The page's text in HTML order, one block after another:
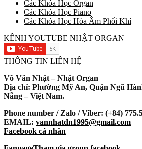
Các Khóa Học Organ
Các Khóa Học Piano
Các Khóa Học Hòa Âm Phối Khí
KÊNH YOUTUBE NHẬT ORGAN
THÔNG TIN LIÊN HỆ
Võ Văn Nhật – Nhật Organ
Địa chỉ: Phường Mỹ An, Quận Ngũ
Nẵng – Việt Nam.
Phone number / Zalo / Viber: (+84)
EMAIL: vannhatdn1995@gmail.com
Facebook cá nhân